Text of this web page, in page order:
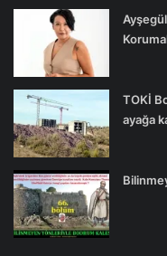
TOKİ
ayağa